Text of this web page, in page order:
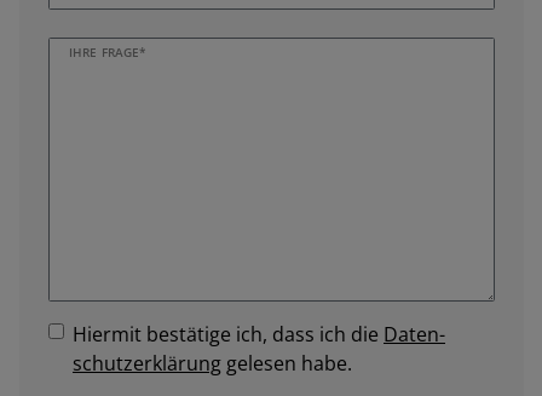
IHRE FRAGE*
Hiermit bestätige ich, dass ich die Daten­
schutz­erklärung gelesen habe.